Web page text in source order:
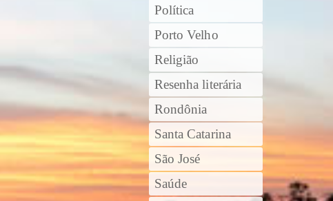
Política
Porto Velho
Religião
Resenha literária
Rondônia
Santa Catarina
São José
Saúde